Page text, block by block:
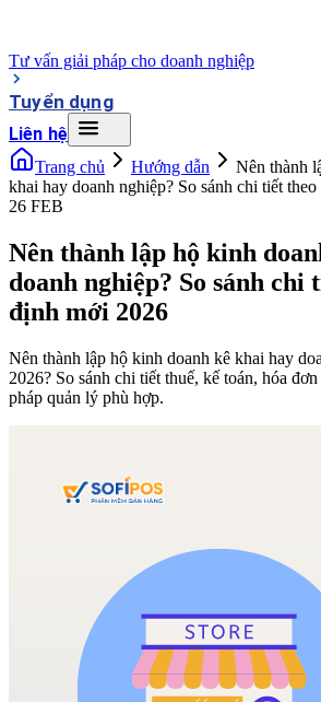
Tư vấn giải pháp cho doanh nghiệp
Tuyển dụng
Liên hệ
Trang chủ Hướng dẫn
Nên thành
khai hay doanh nghiệp? So sánh chi tiết
26 FEB
Nên thành lập hộ kinh
doanh nghiệp? So sánh chi
định mới 2026
Nên thành lập hộ kinh doanh kê khai hay
2026? So sánh chi tiết thuế, kế toán, hóa
pháp quản lý phù hợp.